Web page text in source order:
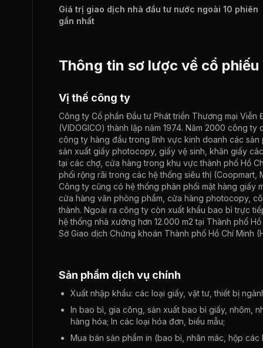
Giá trị giao dịch nhà đầu tư nước ngoài 10 phiên
gần nhất
Thông tin sơ lược về cổ phiếu
Vị thế công ty
Công ty Cổ phần Đầu tư Phát triển Thương mại
(VIDOGICO) thành lập năm 1974. Năm 2000 công
công ty hàng đầu trong lĩnh vực kinh doanh các
sản xuất giấy photocopy, giấy vệ sinh, khăn giấy
tại các chợ, cửa hàng trong khu vực thành phố Hồ
phối rộng rãi trong các hệ thống siêu thị (Coopmart,
Công ty cũng có hệ thống phân phối mặt hàng giấy
cửa hàng văn phòng phẩm, cửa hàng photocopy,
thành. Ngoài ra công ty còn xuất khẩu bao bì trực
hệ thống nhà xưởng hơn 12.000 m2 tại Thành phố
Sở Giao dịch Chứng khoán Thành phố Hồ Chí Minh
Sản phẩm dịch vụ chính
Xuất nhập khẩu: các loại giấy, vật tư, thiết bị
In bao bì, gia công, sản xuất bao bì giấy, nhôm,
hàng hóa; In các loại hóa đơn, biểu mẫu;
Mua bán sản phẩm in (bao bì, nhãn mác, hộp